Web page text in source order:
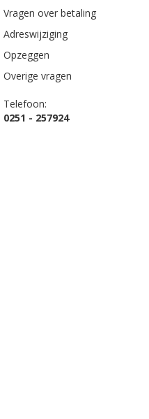
Vragen over betaling
Adreswijziging
Opzeggen
Overige vragen
Telefoon:
0251 - 257924